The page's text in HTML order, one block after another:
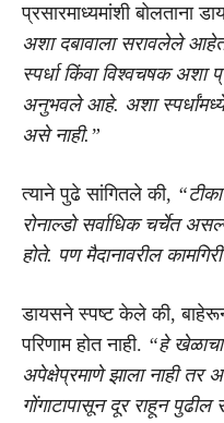
प्रसारमाध्यमांशी बोलताना
अशा दबावाला सरावलेले
स्पर्धा किंवा विश्वचषक अशा
अनुभवले आहे. अशा स्पर्धांमध्ये
असे नाही.”
त्याने पुढे सांगितले की,
रोनाल्डो सर्वाधिक चर्चेत
होते. पण मैदानावरील
डायसने स्पष्ट केले की, बाहेरून
परिणाम होत नाही. “हे
अपेक्षेप्रमाणे झाला नाही तर
गोंगाटापासून दूर राहून